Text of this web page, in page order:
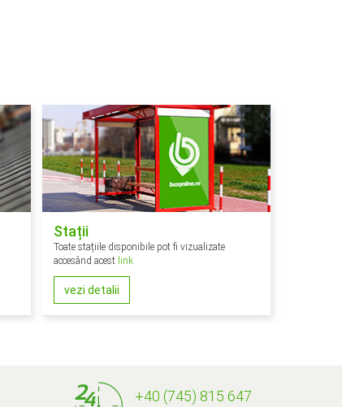
Stații
Toate stațiile disponibile pot fi vizualizate
accesând acest link
vezi detalii
+40 (745) 815 647